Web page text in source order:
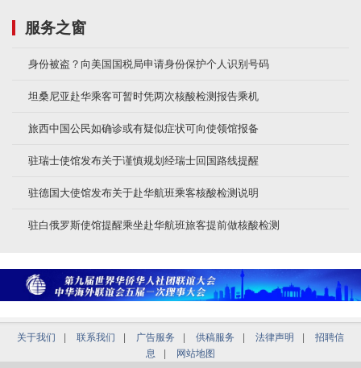
服务之窗
身份被盗？向美国国税局申请身份保护个人识别号码
坦桑尼亚赴华乘客可暂时凭两次核酸检测报告乘机
旅西中国公民如确诊或有疑似症状可向使领馆报备
驻瑞士使馆发布关于谨慎规划经瑞士回国路线提醒
驻德国大使馆发布关于赴华航班乘客核酸检测说明
驻白俄罗斯使馆提醒乘坐赴华航班旅客提前做核酸检测
关于我们 联系我们 广告服务 供稿服务 法律声明
招聘信
息
网站地图